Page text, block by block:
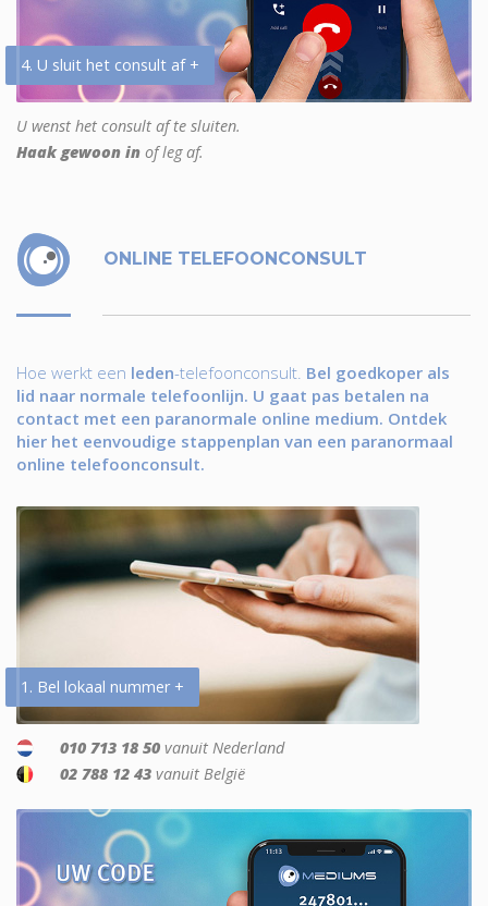
4. U sluit het consult af +
U wenst het consult af te sluiten.
Haak gewoon in of leg af.
ONLINE TELEFOONCONSULT
Hoe werkt een leden-telefoonconsult. Bel goedkoper als
lid naar normale telefoonlijn. U gaat pas betalen na
contact met een paranormale online medium. Ontdek
hier het eenvoudige stappenplan van een paranormaal
online telefoonconsult.
1. Bel lokaal nummer +
010 713 18 50 vanuit Nederland
02 788 12 43 vanuit België